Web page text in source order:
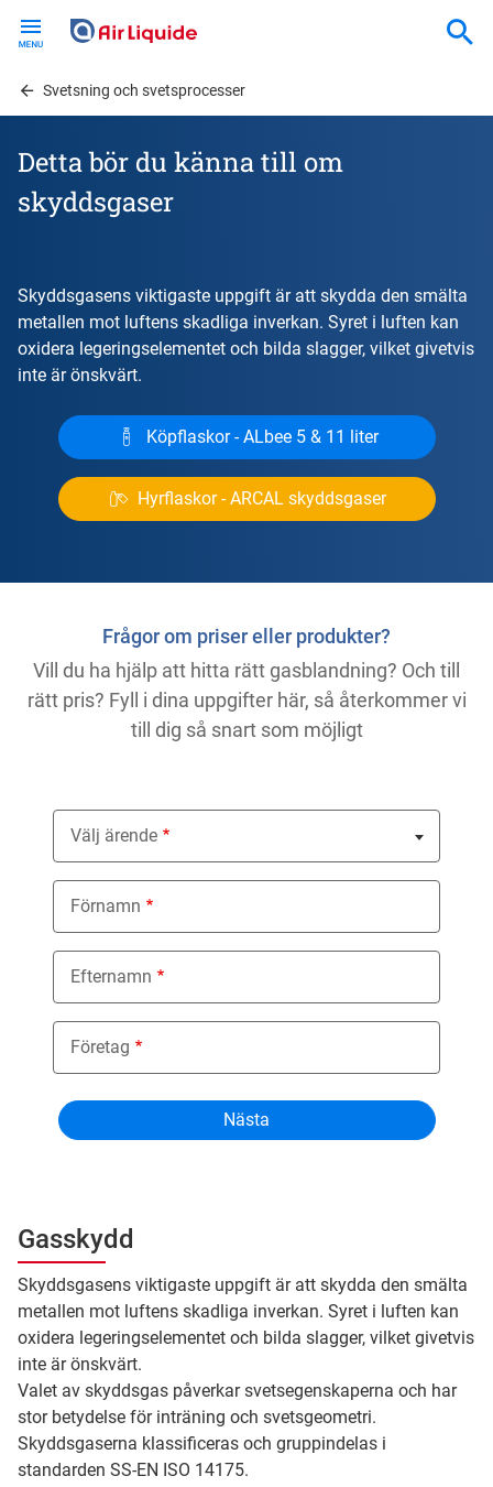
contentSvetsning och svetsprocesser
Detta bör du känna till om
skyddsgaser
Skyddsgasens viktigaste uppgift är att skydda den smälta
metallen mot luftens skadliga inverkan. Syret i luften kan
oxidera legeringselementet och bilda slagger, vilket givetvis
inte är önskvärt.
Köpflaskor - ALbee 5 & 11 liter
Hyrflaskor - ARCAL skyddsgaser
Gasskydd
Skyddsgasens viktigaste uppgift är att skydda den smälta
metallen mot luftens skadliga inverkan. Syret i luften kan
oxidera legeringselementet och bilda slagger, vilket givetvis
inte är önskvärt.
Valet av skyddsgas påverkar svetsegenskaperna och har
stor betydelse för inträning och svetsgeometri.
Skyddsgaserna klassificeras och gruppindelas i
standarden SS-EN ISO 14175.
Frågor om priser eller produkter?
Vill du ha hjälp att hitta rätt gasblandning? Och till
rätt pris? Fyll i dina uppgifter här, så återkommer vi
till dig så snart som möjligt
Välj ärende
Nothing selected
Förnamn
Efternamn
Företag